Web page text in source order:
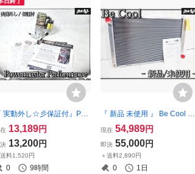
実動外し☆彡保証付』Po
Performance ハイ
ルク ミニスターター セル
ター PowerMAX Plus シ
ーズ GM LS/LSXエンジン
ど
13,189円
13,200円
送料1,520円
0 9時間
『 新品 未使用 』 Be Cool Al
uminator アルミ 2層 ラジエ
ーター コア / 10010 / ファイ
ヤーバード ポンティアッ
ク・ボンネビル/カタリーナ
現在 54,989円
即決 55,000円
＋送料2,890円
0 1日